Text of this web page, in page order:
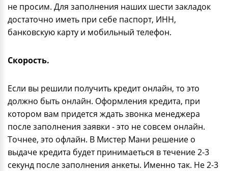
не просим. Для заполнения наших шести закладок
достаточно иметь при себе паспорт, ИНН,
банковскую карту и мобильный телефон.
Скорость.
Если вы решили получить кредит онлайн, то это
должно быть онлайн. Оформления кредита, при
котором вам придется ждать звонка менеджера
после заполнения заявки - это не совсем онлайн.
Точнее, это офлайн. В Мистер Мани решение о
выдаче кредита будет принимаеться в течение 2-3
секунд после заполнения анкеты. Именно так. Не 2-3